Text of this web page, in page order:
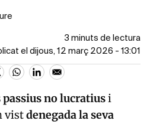
3 minuts de lectura
el dijous, 12 març 2026 - 13:01
no lucratiusi
vistdenegada la seva